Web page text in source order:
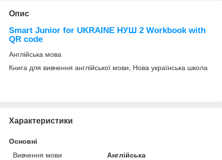
Опис
Smart Junior for UKRAINE НУШ 2 Workbook with
QR code
Англійська мова
Книга для вивчення англійської мови, Нова українська школа
Характеристики
Основні
Вивчення мови
Англійська